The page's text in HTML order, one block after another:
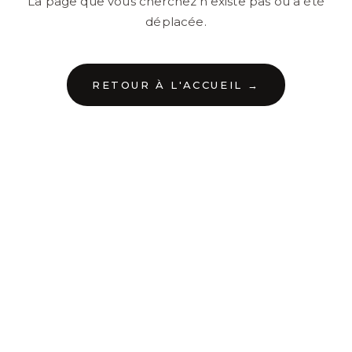
déplacée.
RETOUR À L'ACCUEIL →